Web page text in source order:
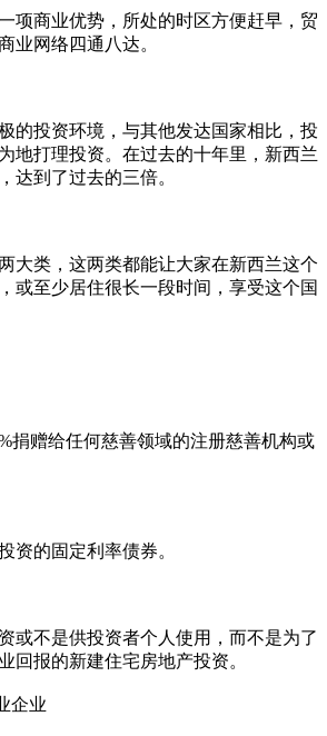
项商业优势，所处的时区方便赶早，贸
业网络四通八达。
的投资环境，与其他发达国家相比，投
地打理投资。在过去的十年里，新西兰
达到了过去的三倍。
大类，这两类都能让大家在新西兰这个
或至少居住很长一段时间，享受这个国
捐赠给任何慈善领域的注册慈善机构或
资的固定利率债券。
或不是供投资者个人使用，而不是为了
回报的新建住宅房地产投资。
企业